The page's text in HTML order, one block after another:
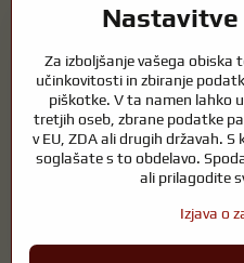
harmonično okolje za sprostitev in
čisto vodo in zdrav ribnik skozi
živali, ki so del našega življenja.
Konji potrebujejo kakovostno
odgovorno nego, da so zdravi,
gre za opremo za jahače, rejce
okolje, ki podpira naravno
Za izboljšanje vašega obiska
učinkovitosti in zbiranje
piškotke. V ta namen lahko
tretjih oseb, zbrane podatke
v EU, ZDA ali drugih državah. S
soglašate s to obdelavo.
ali prilagodite
Izjava o